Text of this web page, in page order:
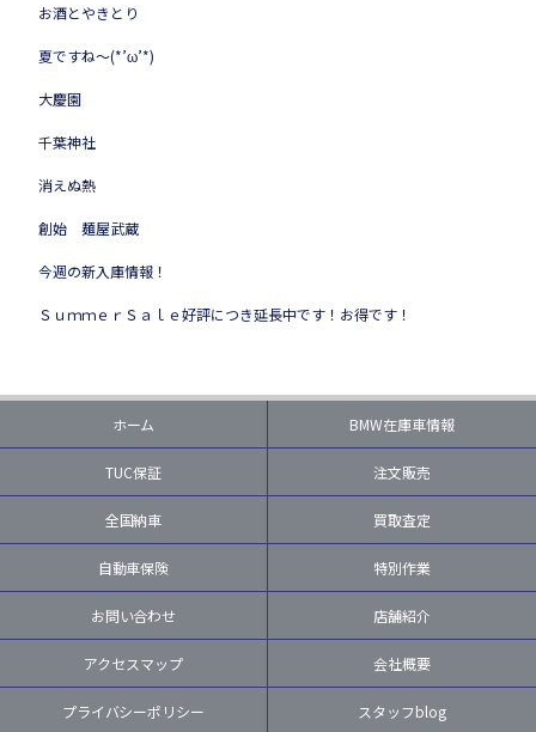
お酒とやきとり
夏ですね～(*’ω’*)
大慶園
千葉神社
消えぬ熱
創始 麺屋武蔵
今週の新入庫情報！
ＳｕｍｍｅｒＳａｌｅ好評につき延長中です！お得です！
ホーム BMW在庫車情報
TUC保証 注文販売
全国納車 買取査定
自動車保険 特別作業
お問い合わせ 店舗紹介
アクセスマップ 会社概要
プライバシーポリシー スタッフblog